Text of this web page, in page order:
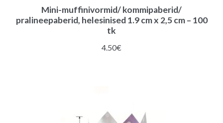
Mini-muffinivormid/ kommipaberid/
pralineepaberid, helesinised 1.9 cm x 2,5 cm – 100
tk
4.50€